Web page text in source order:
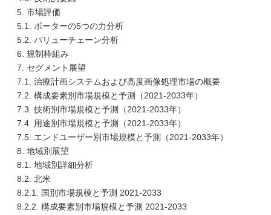
5. 市場評価
5.1. ポーターの5つの力分析
5.2. バリューチェーン分析
6. 規制枠組み
7. セグメント展望
7.1. 治療計画システムおよび高度画像処理市場の概要
7.2. 構成要素別市場規模と予測（2021-2033年）
7.3. 技術別市場規模と予測（2021-2033年）
7.4. 用途別市場規模と予測（2021-2033年）
7.5. エンドユーザー別市場規模と予測（2021-2033年）
8. 地域別展望
8.1. 地域別詳細分析
8.2. 北米
8.2.1. 国別市場規模と予測 2021-2033
8.2.2. 構成要素別市場規模と予測 2021-2033